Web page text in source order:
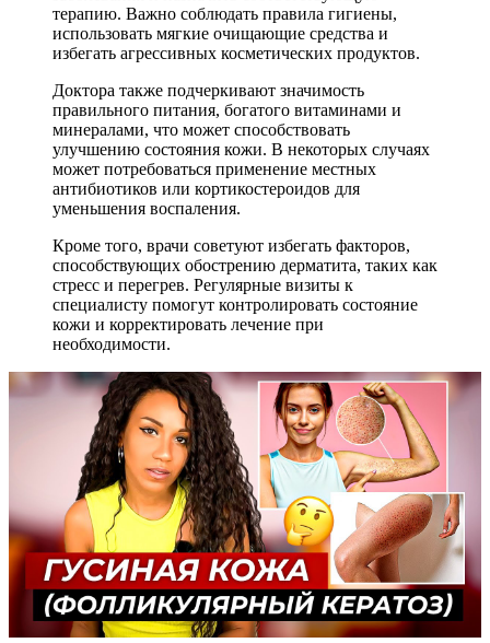
терапию. Важно соблюдать правила гигиены,
использовать мягкие очищающие средства и
избегать агрессивных косметических продуктов.
Доктора также подчеркивают значимость
правильного питания, богатого витаминами и
минералами, что может способствовать
улучшению состояния кожи. В некоторых случаях
может потребоваться применение местных
антибиотиков или кортикостероидов для
уменьшения воспаления.
Кроме того, врачи советуют избегать факторов,
способствующих обострению дерматита, таких как
стресс и перегрев. Регулярные визиты к
специалисту помогут контролировать состояние
кожи и корректировать лечение при
необходимости.